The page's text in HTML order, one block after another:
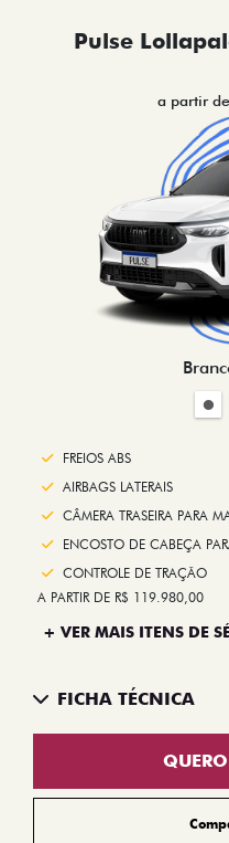
Pulse
a partir
FREIOS ABS
AIRBAGS LATERAIS
CÂMERA TRASEIRA PARA
ENCOSTO DE CABEÇA
CONTROLE DE TRAÇÃO
A PARTIR DE R$ 119.980,00
+ VER MAIS ITENS DE
FICHA TÉCNICA